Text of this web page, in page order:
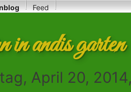
Feed
in andis garten
April 20,